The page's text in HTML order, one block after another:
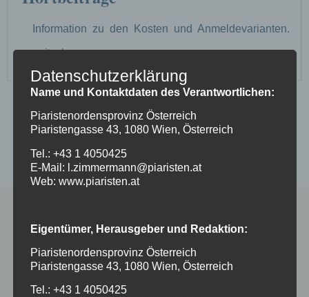
Information zu den Kosten und Anmeldevarianten.
weiter lesen ...
Startseite > Hort > Organisation
Datenschutzerklärung
Name und Kontaktdaten des Verantwortlichen:
Piaristenordensprovinz Österreich
Piaristengasse 43, 1080 Wien, Österreich
Tel.: +43 1 4050425
E-Mail: l.zimmermann@piaristen.at
Web: www.piaristen.at
Eigentümer, Herausgeber und Redaktion:
Piaristenordensprovinz Österreich
Piaristengasse 43, 1080 Wien, Österreich
Tel.: +43 1 4050425